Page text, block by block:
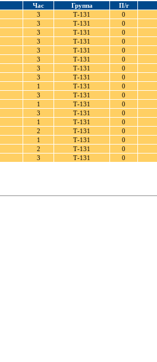
Час Группа
П/г
3 Т-131
0
3 Т-131
0
3 Т-131
0
3 Т-131
0
3 Т-131
0
3 Т-131
0
3 Т-131
0
3 Т-131
0
1 Т-131
0
3 Т-131
0
1 Т-131
0
3 Т-131
0
1 Т-131
0
2 Т-131
0
1 Т-131
0
2 Т-131
0
3 Т-131 0